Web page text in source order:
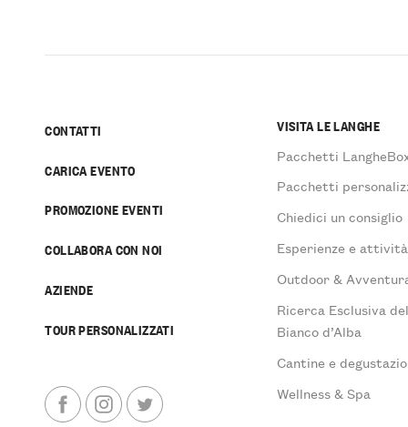
CONTATTI
CARICA EVENTO
PROMOZIONE EVENTI
COLLABORA CON NOI
AZIENDE
TOUR PERSONALIZZATI
VISITA LE LANGHE
Pacchetti
Pacchetti
Chiedici un consiglio
Esperienze e attività
Outdoor &
Ricerca Esclusiva
Bianco d’Alba
Cantine e
Wellness & Spa